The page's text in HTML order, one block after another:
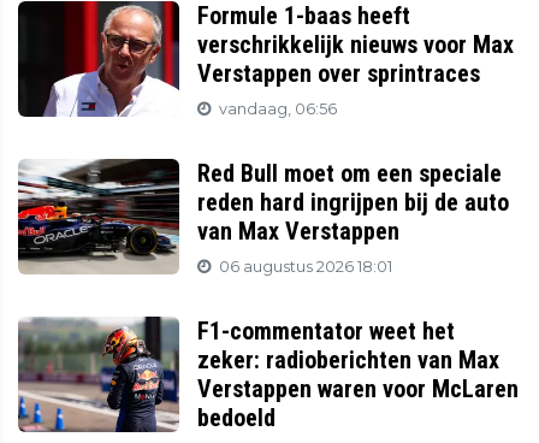
Formule 1-baas heeft
verschrikkelijk nieuws voor Max
Verstappen over sprintraces
vandaag, 06:56
Red Bull moet om een speciale
reden hard ingrijpen bij de auto
van Max Verstappen
06 augustus 2026 18:01
F1-commentator weet het
zeker: radioberichten van Max
Verstappen waren voor McLaren
bedoeld